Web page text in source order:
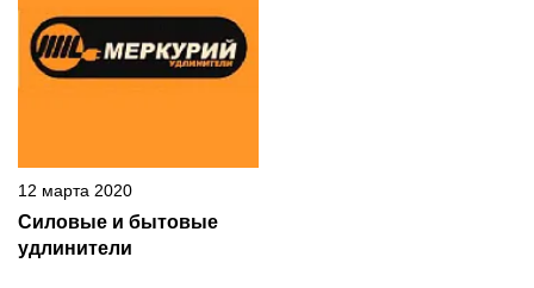
12 марта 2020
Силовые и бытовые
удлинители